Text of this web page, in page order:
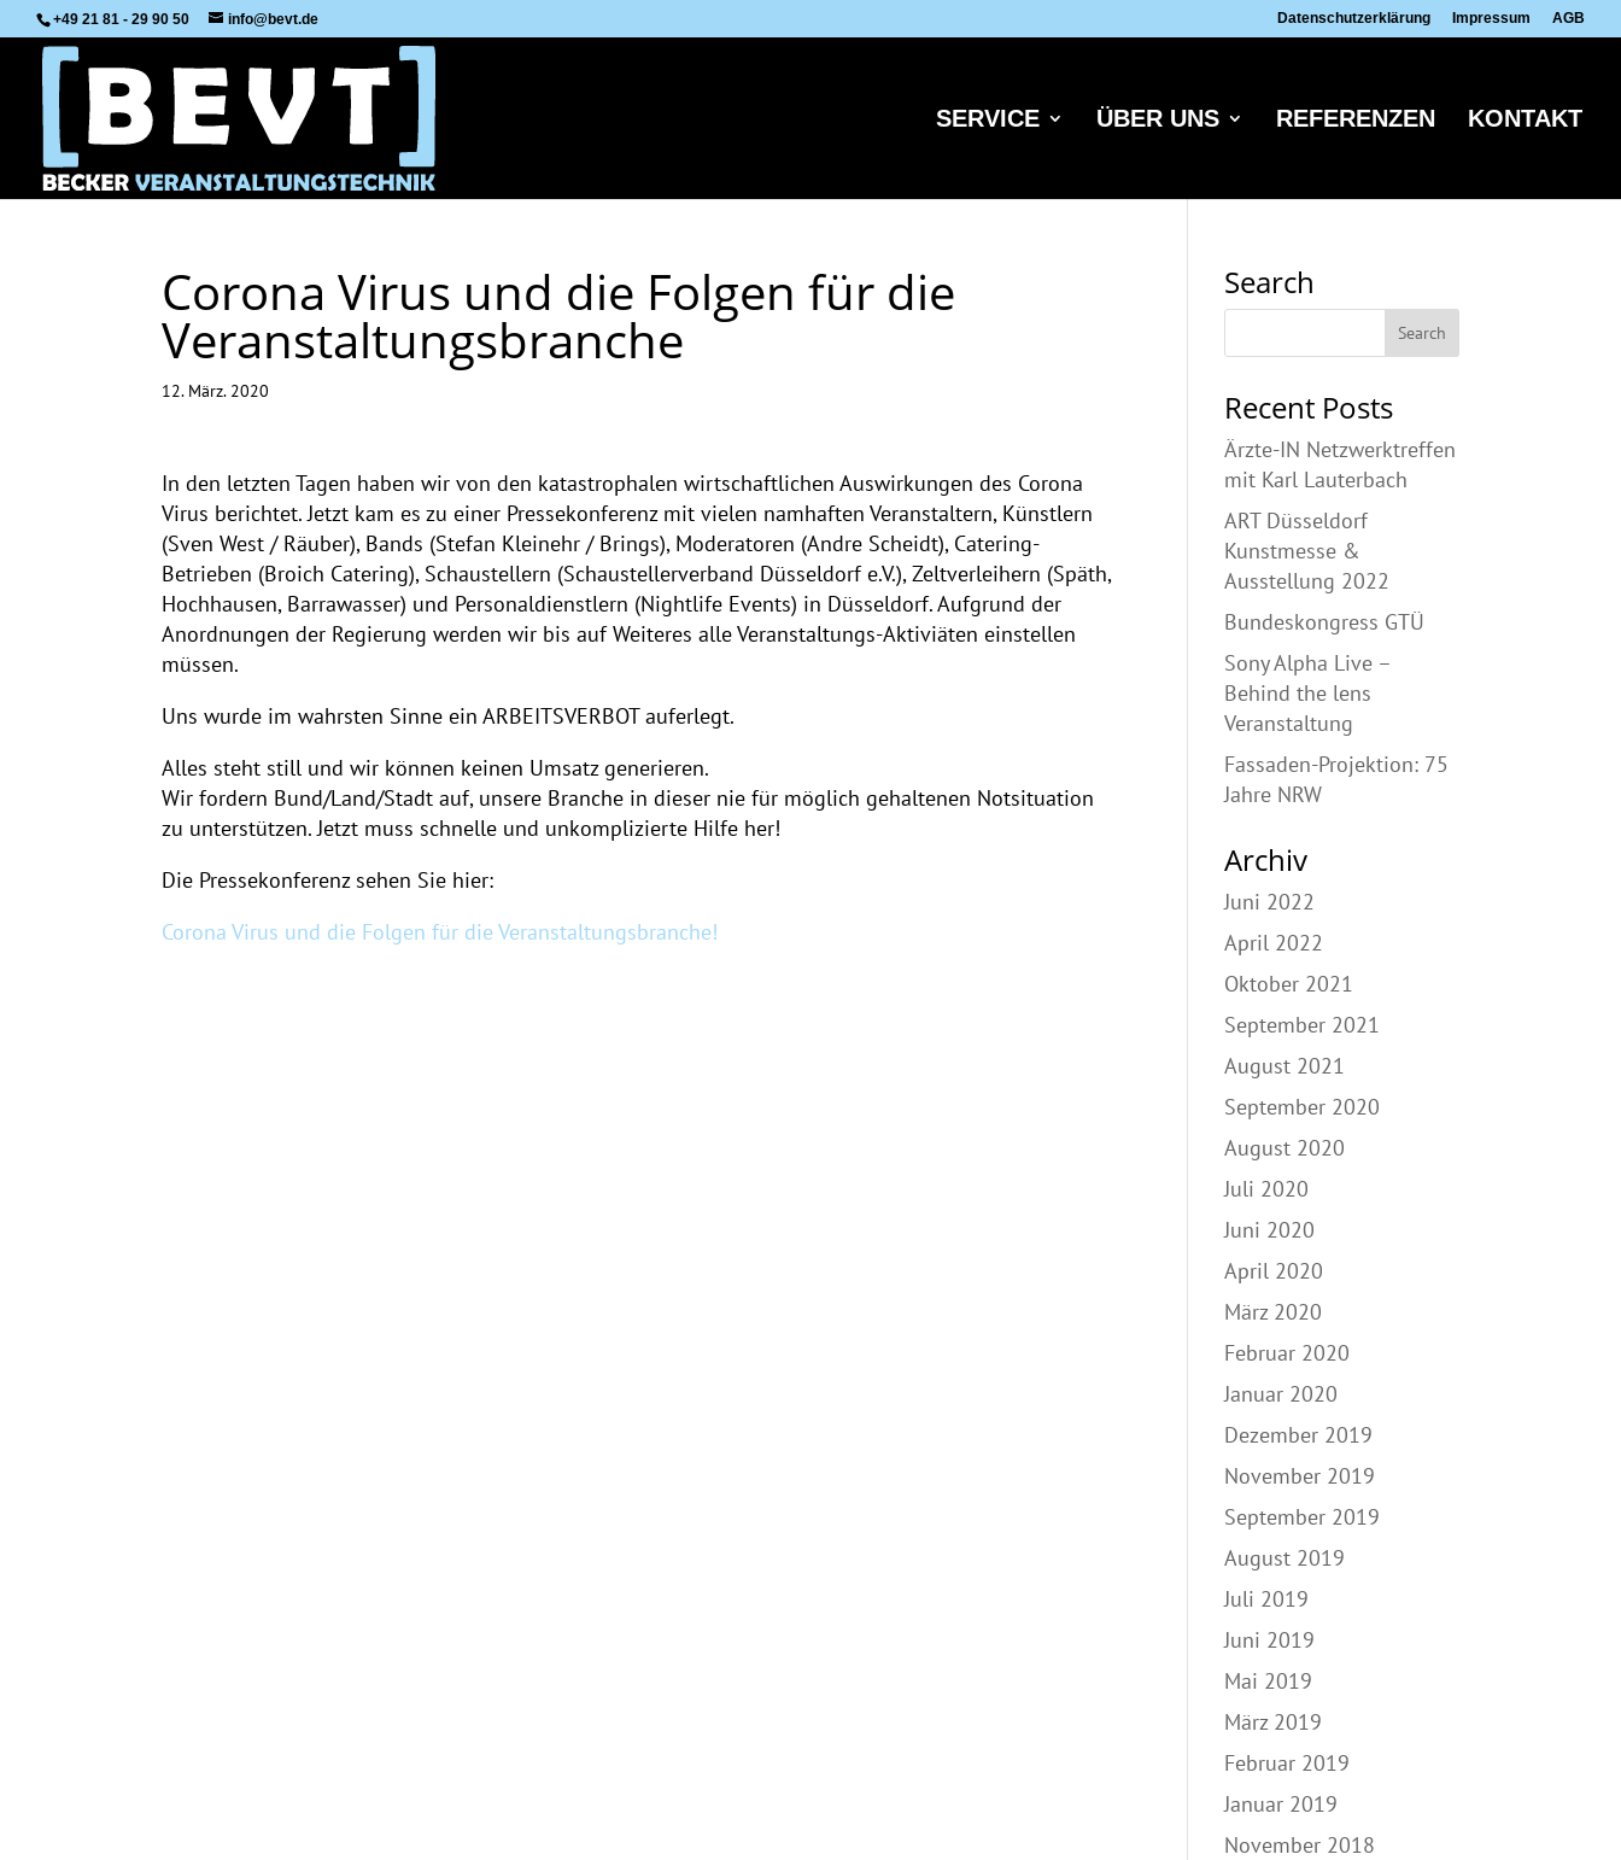
+49 21 81 - 29 90 50 info@bevt.de Datenschutzerklärung Impressum AGB
SERVICE ÜBER UNS REFERENZEN KONTAKT
Corona Virus und die Folgen für die
Veranstaltungsbranche
12. März. 2020
In den letzten Tagen haben wir von den katastrophalen wirtschaftlichen Auswirkungen des Corona
Virus berichtet. Jetzt kam es zu einer Pressekonferenz mit vielen namhaften Veranstaltern, Künstlern
(Sven West / Räuber), Bands (Stefan Kleinehr / Brings), Moderatoren (Andre Scheidt), Catering-
Betrieben (Broich Catering), Schaustellern (Schaustellerverband Düsseldorf e.V.), Zeltverleihern (Späth,
Hochhausen, Barrawasser) und Personaldienstlern (Nightlife Events) in Düsseldorf. Aufgrund der
Anordnungen der Regierung werden wir bis auf Weiteres alle Veranstaltungs-Aktiviäten einstellen
müssen.
Uns wurde im wahrsten Sinne ein ARBEITSVERBOT auferlegt.
Alles steht still und wir können keinen Umsatz generieren.
Wir fordern Bund/Land/Stadt auf, unsere Branche in dieser nie für möglich gehaltenen Notsituation
zu unterstützen. Jetzt muss schnelle und unkomplizierte Hilfe her!
Die Pressekonferenz sehen Sie hier:
Corona Virus und die Folgen für die Veranstaltungsbranche!
Search
Recent Posts
Ärzte-IN Netzwerktreffen
mit Karl Lauterbach
ART Düsseldorf
Kunstmesse &
Ausstellung 2022
Bundeskongress GTÜ
Sony Alpha Live –
Behind the lens
Veranstaltung
Fassaden-Projektion: 75
Jahre NRW
Archiv
Juni 2022
April 2022
Oktober 2021
September 2021
August 2021
September 2020
August 2020
Juli 2020
Juni 2020
April 2020
März 2020
Februar 2020
Januar 2020
Dezember 2019
November 2019
September 2019
August 2019
Juli 2019
Juni 2019
Mai 2019
März 2019
Februar 2019
Januar 2019
November 2018